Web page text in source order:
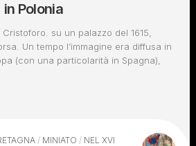
Polonia
su un palazzo del 1615,
Un tempo l’immagine era diffusa in
(con una particolarità in Spagna),
/ MINIATO / NEL XVI